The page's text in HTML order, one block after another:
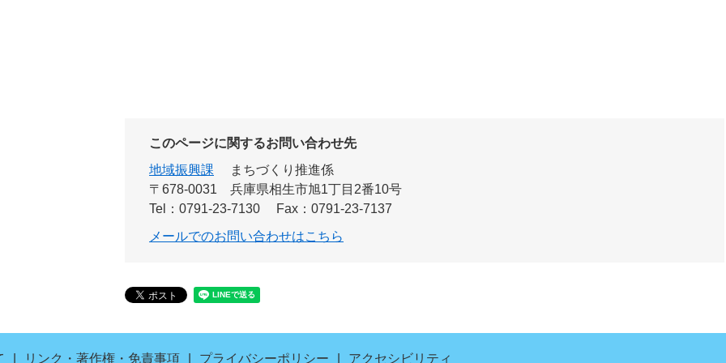
このページに関するお問い合わせ先
地域振興課
まちづくり推進係
〒678-0031
兵庫県相生市旭1丁目2番10号
Tel：0791-23-7130
Fax：0791-23-7137
メールでのお問い合わせはこちら
リンク・著作権・免責事項 プライバシーポリシー アクセシビリティ